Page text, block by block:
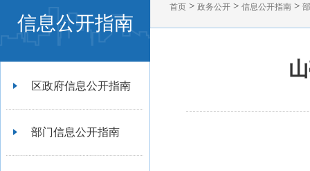
信息公开指南
区政府信息公开指南
部门信息公开指南
首页 > 政务公开 > 信息公开指南 >